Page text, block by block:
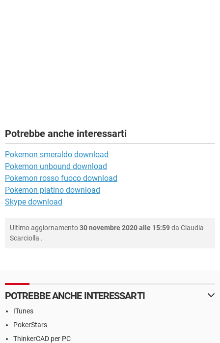
Potrebbe anche interessarti
Pokemon smeraldo download
Pokemon unbound download
Pokemon rosso fuoco download
Pokemon platino download
Skype download
Ultimo aggiornamento30 novembre 2020 alle 15:59da Claudia
Scarciolla .
POTREBBE ANCHE INTERESSARTI
ITunes
PokerStars
ThinkerCAD per PC